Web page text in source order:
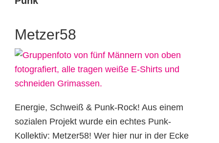
Metzer58
Energie, Schweiß & Punk-Rock! Aus einem
sozialen Projekt wurde ein echtes Punk-
Kollektiv: Metzer58! Wer hier nur in der Ecke